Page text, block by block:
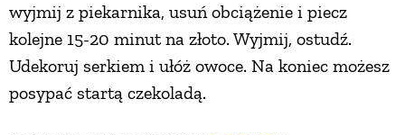
wyjmij z piekarnika, usuń obciążenie i piecz
kolejne 15-20 minut na złoto. Wyjmij, ostudź.
Udekoruj serkiem i ułóż owoce. Na koniec możesz
posypać startą czekoladą.